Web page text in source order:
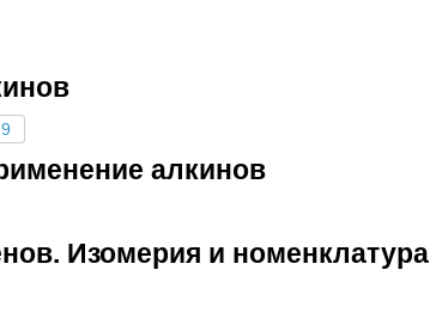
9
алкинов
Изомерия и номенклатура